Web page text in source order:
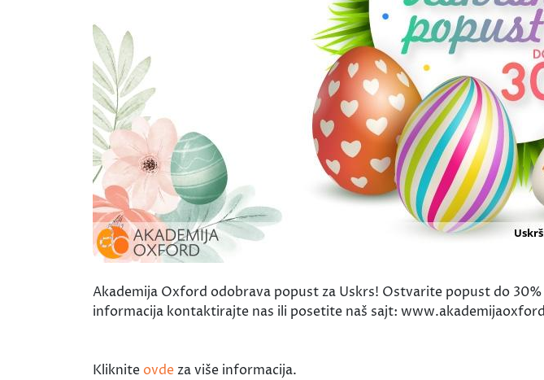
Akademija Oxford odobrava popust za Uskrs! Ostvarite popust do
informacija kontaktirajte nas ili posetite naš sajt:
Kliknite ovde za više informacija.